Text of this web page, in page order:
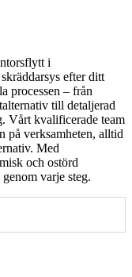
i
efter ditt
processen – från
till detaljerad
Vårt kvalificerade team
på verksamheten, alltid
Med
och ostörd
varje steg.